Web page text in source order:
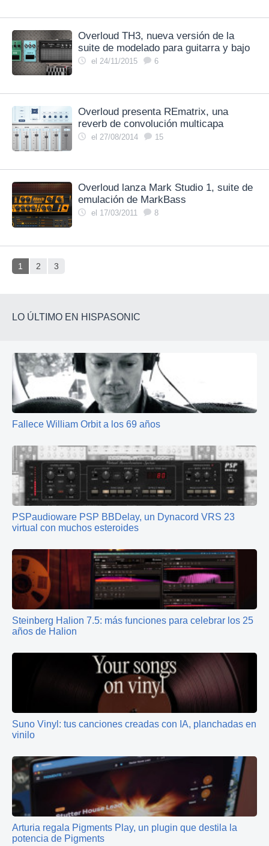
Overloud TH3, nueva versión de la
suite de modelado para guitarra y bajo
el 24/11/2015 6
Overloud presenta REmatrix, una
reverb de convolución multicapa
el 27/08/2014 15
Overloud lanza Mark Studio 1, suite de
emulación de MarkBass
el 17/03/2011 8
1 2 3
LO ÚLTIMO EN HISPASONIC
Fallece William Orbit a los 69 años
PSPaudioware PSP BBDelay, un Dynacord VRS 23
virtual con muchos esteroides
Steinberg Halion 7.5: más funciones para celebrar los 25
años de Halion
Suno Vinyl: tus canciones creadas con IA, planchadas en
vinilo
Arturia regala Pigments Play, un plugin que destila la
potencia de Pigments